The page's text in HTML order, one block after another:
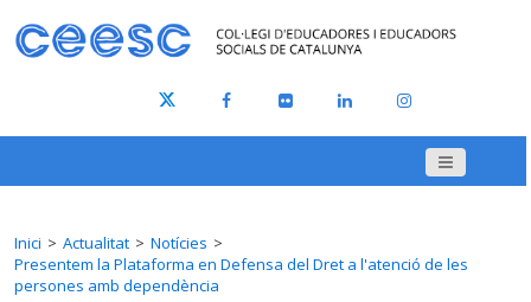
Inici Actualitat
Notícies
Presentem la Plataforma en Defensa del Dret a l'atenció de les
persones amb dependència